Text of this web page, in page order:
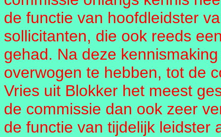
de functie van hoofdleidster
sollicitanten, die ook reeds
gehad. Na deze
overwogen te hebben, tot de
Vries uit Blokker het meest
de commissie dan ook zeer
de functie van tijdelijk leidster